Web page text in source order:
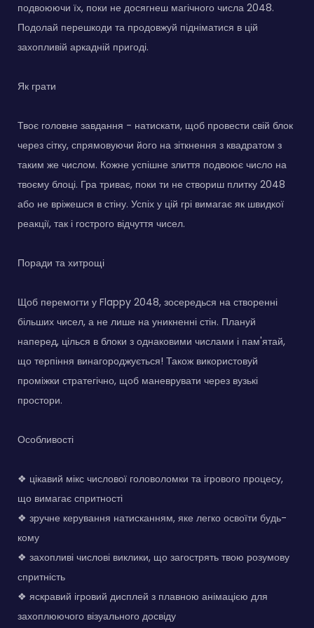
подвоюючи їх, поки не досягнеш магічного числа 2048.
Подолай перешкоди та продовжуй підніматися в цій
захопливій аркадній пригоді.
Як грати
Твоє головне завдання - натискати, щоб провести свій блок
через сітку, спрямовуючи його на зіткнення з квадратом з
таким же числом. Кожне успішне злиття подвоює число на
твоєму блоці. Гра триває, поки ти не створиш плитку 2048
або не вріжешся в стіну. Успіх у цій грі вимагає як швидкої
реакції, так і гострого відчуття чисел.
Поради та хитрощі
Щоб перемогти у Flappy 2048, зосередься на створенні
більших чисел, а не лише на уникненні стін. Плануй
наперед, цілься в блоки з однаковими числами і пам'ятай,
що терпіння винагороджується! Також використовуй
проміжки стратегічно, щоб маневрувати через вузькі
простори.
Особливості
❖ цікавий мікс числової головоломки та ігрового процесу,
що вимагає спритності
❖ зручне керування натисканням, яке легко освоїти будь-
кому
❖ захопливі числові виклики, що загострять твою розумову
спритність
❖ яскравий ігровий дисплей з плавною анімацією для
захоплюючого візуального досвіду